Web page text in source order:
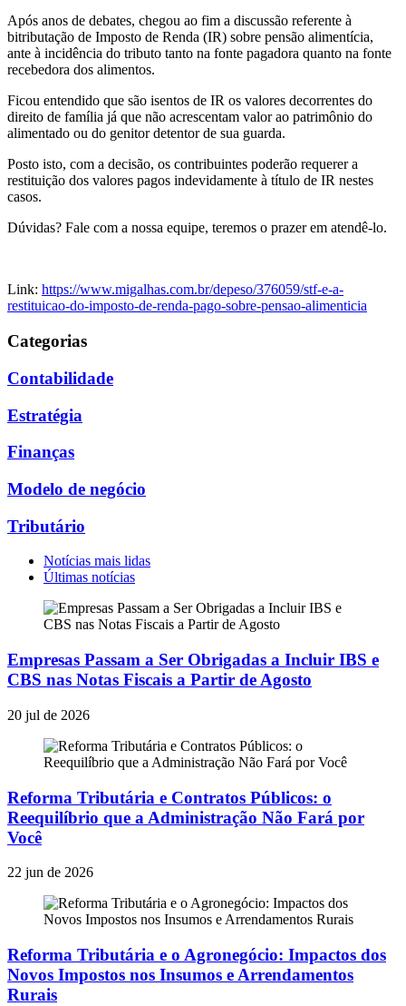
Após anos de debates, chegou ao fim a discussão referente à
bitributação de Imposto de Renda (IR) sobre pensão alimentícia,
ante à incidência do tributo tanto na fonte pagadora quanto na fonte
recebedora dos alimentos.
Ficou entendido que são isentos de IR os valores decorrentes do
direito de família já que não acrescentam valor ao patrimônio do
alimentado ou do genitor detentor de sua guarda.
Posto isto, com a decisão, os contribuintes poderão requerer a
restituição dos valores pagos indevidamente à título de IR nestes
casos.
Dúvidas? Fale com a nossa equipe, teremos o prazer em atendê-lo.
Link: https://www.migalhas.com.br/depeso/376059/stf-e-a-
restituicao-do-imposto-de-renda-pago-sobre-pensao-alimenticia
Categorias
Contabilidade
Estratégia
Finanças
Modelo de negócio
Tributário
Notícias mais lidas
Últimas notícias
Empresas Passam a Ser Obrigadas a Incluir IBS e
CBS nas Notas Fiscais a Partir de Agosto
20 jul de 2026
Reforma Tributária e Contratos Públicos: o
Reequilíbrio que a Administração Não Fará por
Você
22 jun de 2026
Reforma Tributária e o Agronegócio: Impactos dos
Novos Impostos nos Insumos e Arrendamentos
Rurais